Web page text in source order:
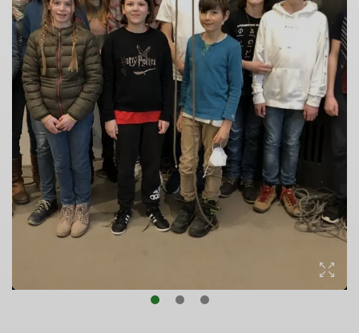
© DAV Archiv